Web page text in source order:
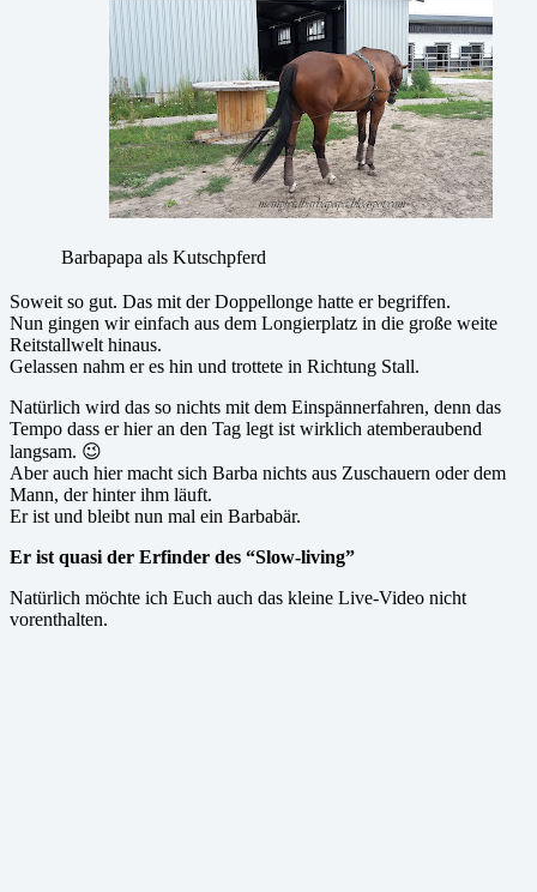
Barbapapa als Kutschpferd
Soweit so gut. Das mit der Doppellonge hatte er begriffen.
Nun gingen wir einfach aus dem Longierplatz in die große weite
Reitstallwelt hinaus.
Gelassen nahm er es hin und trottete in Richtung Stall.
Natürlich wird das so nichts mit dem Einspännerfahren, denn das
Tempo dass er hier an den Tag legt ist wirklich atemberaubend
langsam. 😉
Aber auch hier macht sich Barba nichts aus Zuschauern oder dem
Mann, der hinter ihm läuft.
Er ist und bleibt nun mal ein Barbabär.
Er ist quasi der Erfinder des “Slow-living”
Natürlich möchte ich Euch auch das kleine Live-Video nicht
vorenthalten.